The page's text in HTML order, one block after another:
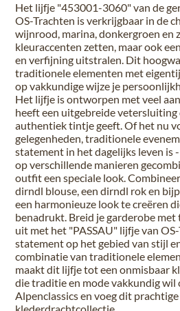
Het lijfje "453001-3060" van de
OS-Trachten is verkrijgbaar in de
wijnrood, marina, donkergroen en
kleuraccenten zetten, maar ook
en verfijning uitstralen. Dit
traditionele elementen met
op vakkundige wijze je
Het lijfje is ontworpen met veel
heeft een uitgebreide vetersluiting
authentiek tintje geeft. Of het nu
gelegenheden, traditionele
statement in het dagelijks leven is
op verschillende manieren
outfit een speciale look.
dirndl blouse, een dirndl rok en
een harmonieuze look te creëren
benadrukt. Breid je garderobe
uit met het "PASSAU" lijfje van
statement op het gebied van stijl
combinatie van traditionele
maakt dit lijfje tot een onmisbaar
die traditie en mode vakkundig wil
Alpenclassics en voeg dit